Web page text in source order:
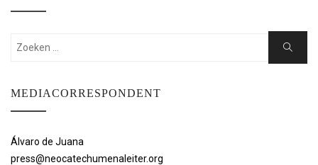
Zoeken:
Zoeken
MEDIACORRESPONDENT
Álvaro de Juana
press@neocatechumenaleiter.org